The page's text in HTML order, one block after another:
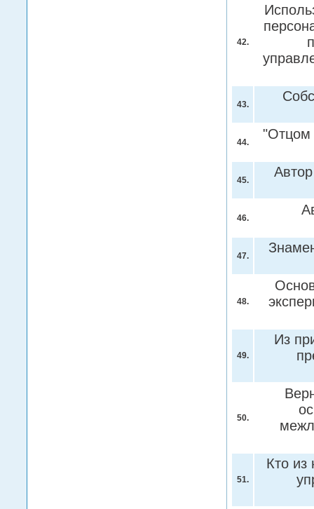
42.
43.
44.
"Отцом
45.
46.
47.
48.
49.
Из
50.
51.
Кто из